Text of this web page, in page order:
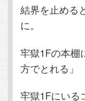
結界を止める
に。
牢獄1Fの本棚
方でとれる」
牢獄1Fにいる